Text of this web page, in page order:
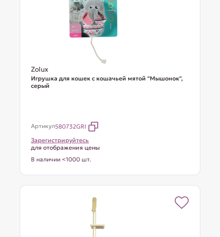
Zolux
Игрушка для кошек с кошачьей мятой "Мышонок",
серый
Артикул580732GRI
Зарегистрируйтесь
для отображения цены
В наличии <1000 шт.